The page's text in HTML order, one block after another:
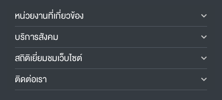
หน่วยงานที่เกี่ยวข้อง
บริการสังคม
สถิติเยี่ยมชมเว็บไซต์
ติดต่อเรา